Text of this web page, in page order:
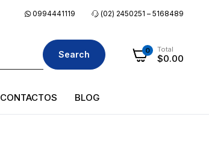
0994441119 (02) 2450251 – 5168489
Search 0 Total
$0.00
CONTACTOS BLOG